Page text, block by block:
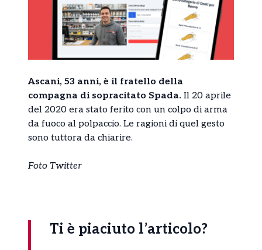
Ascani, 53 anni, è il fratello della
compagna di sopracitato Spada. Il 20 aprile
del 2020 era stato ferito con un colpo di arma
da fuoco al polpaccio. Le ragioni di quel gesto
sono tuttora da chiarire.
Foto Twitter
Ti è piaciuto l’articolo?